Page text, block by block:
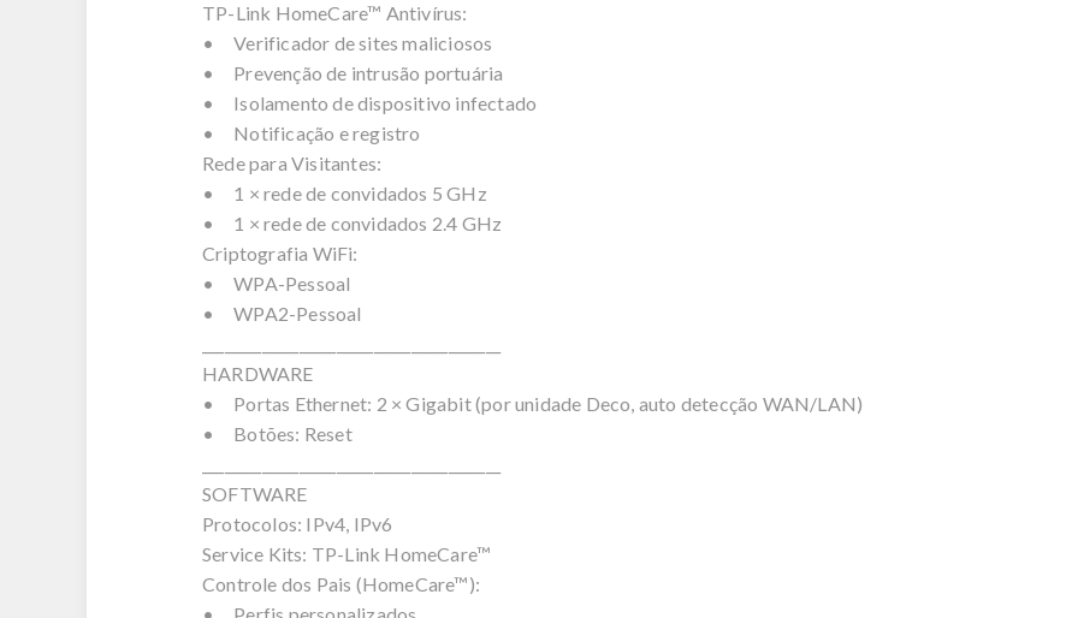
TP-Link HomeCare™ Antivírus:
• Verificador de sites maliciosos
• Prevenção de intrusão portuária
• Isolamento de dispositivo infectado
• Notificação e registro
Rede para Visitantes:
• 1 × rede de convidados 5 GHz
• 1 × rede de convidados 2.4 GHz
Criptografia WiFi:
• WPA-Pessoal
• WPA2-Pessoal
HARDWARE
• Portas Ethernet: 2 × Gigabit (por unidade Deco, auto detecção WAN/LAN)
• Botões: Reset
SOFTWARE
Protocolos: IPv4, IPv6
Service Kits: TP-Link HomeCare™
Controle dos Pais (HomeCare™):